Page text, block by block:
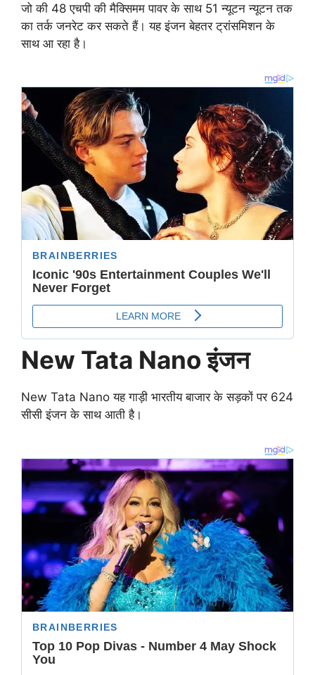
जो की 48 एचपी की मैक्सिमम पावर के साथ 51 न्यूटन न्यूटन तक
का तर्क जनरेट कर सकते हैं। यह इंजन बेहतर ट्रांसमिशन के
साथ आ रहा है।
New Tata Nano इंजन
New Tata Nano यह गाड़ी भारतीय बाजार के सड़कों पर 624
सीसी इंजन के साथ आती है।